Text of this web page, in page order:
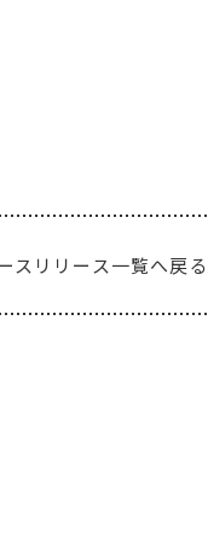
スリリース一覧へ戻る